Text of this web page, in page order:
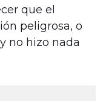
que el
peligrosa, o
no hizo nada